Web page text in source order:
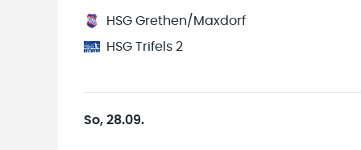
HSG Grethen/Maxdorf
HSG Trifels 2
So, 28.09.